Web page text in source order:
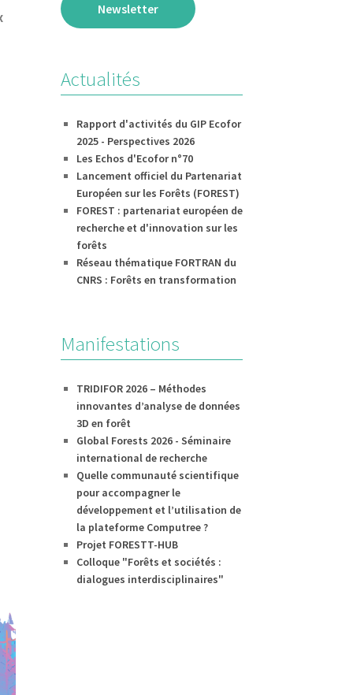
Newsletter
Actualités
Rapport d'activités du GIP Ecofor
2025 - Perspectives 2026
Les Echos d'Ecofor n°70
Lancement officiel du Partenariat
Européen sur les Forêts (FOREST)
FOREST : partenariat européen de
recherche et d'innovation sur les
forêts
Réseau thématique FORTRAN du
CNRS : Forêts en transformation
Manifestations
TRIDIFOR 2026 – Méthodes
innovantes d’analyse de données
3D en forêt
Global Forests 2026 - Séminaire
international de recherche
Quelle communauté scientifique
pour accompagner le
développement et l’utilisation de
la plateforme Computree ?
Projet FORESTT-HUB
Colloque "Forêts et sociétés :
dialogues interdisciplinaires"